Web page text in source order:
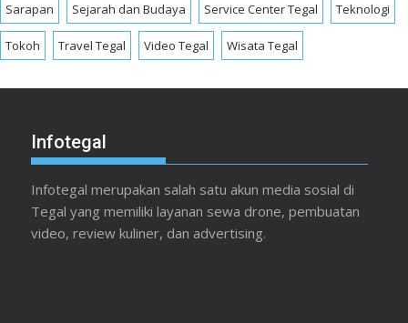
Sarapan Sejarah dan Budaya Service Center Tegal Teknologi
Tokoh Travel Tegal Video Tegal Wisata Tegal
Infotegal
Infotegal merupakan salah satu akun media sosial di
Tegal yang memiliki layanan sewa drone, pembuatan
video, review kuliner, dan advertising.